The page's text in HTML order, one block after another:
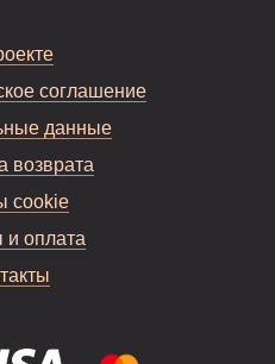
соглашение
данные
возврата
cookie
оплата